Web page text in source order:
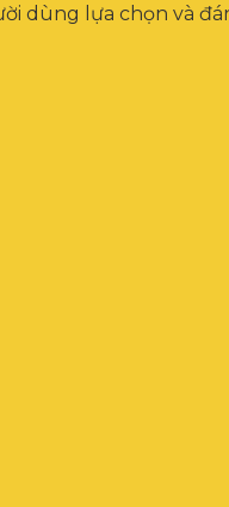
dùng lựa chọn và